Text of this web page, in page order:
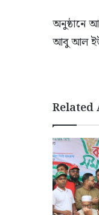
অনুষ্ঠানে
আবু আল
Related